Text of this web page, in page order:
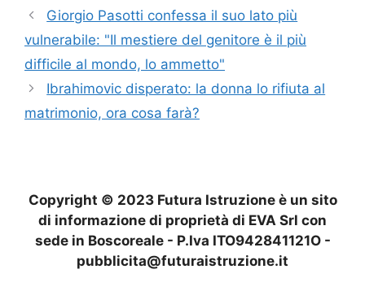
Giorgio Pasotti confessa il suo lato più
vulnerabile: "Il mestiere del genitore è il più
difficile al mondo, lo ammetto"
Ibrahimovic disperato: la donna lo rifiuta al
matrimonio, ora cosa farà?
Copyright © 2023 Futura Istruzione è un sito
di informazione di proprietà di EVA Srl con
sede in Boscoreale - P.Iva ITO942841121O -
pubblicita@futuraistruzione.it